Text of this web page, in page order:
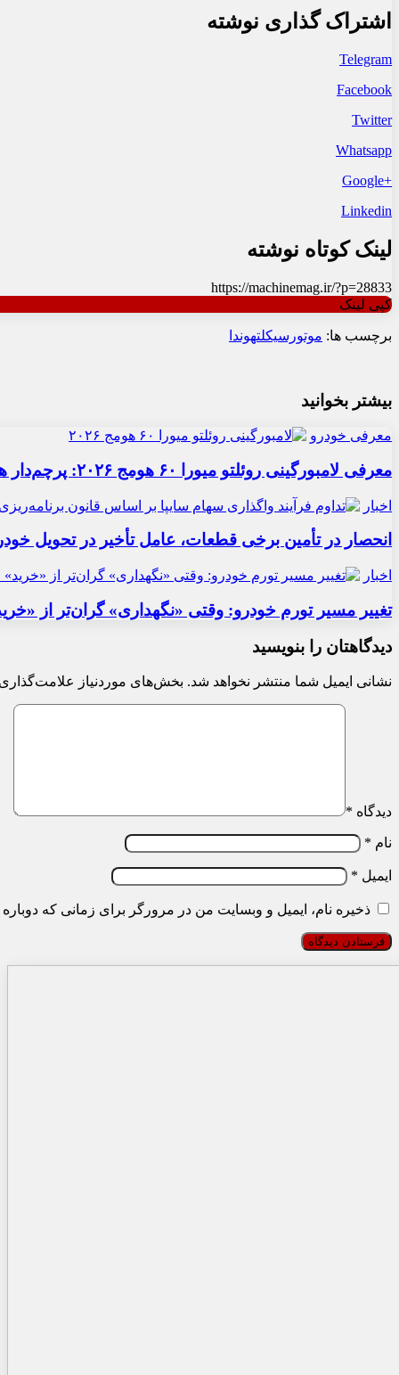
اشتراک گذاری نوشته
Telegram
Facebook
Twitter
Whatsapp
+Google
Linkedin
لینک کوتاه نوشته
https://machinemag.ir/?p=28833
کپی لینک
برچسب ها: موتورسیکلتهوندا
بیشتر بخوانید
معرفی خودرو
معرفی لامبورگینی روئلتو میورا ۶۰ هومج ۲۰۲۶: پرچم‌دار هیبریدی
اخبار
انحصار در تأمین برخی قطعات، عامل تأخیر در تحویل
اخبار
تغییر مسیر تورم خودرو: وقتی «نگهداری» گران‌تر از
دیدگاهتان را بنویسید
نشانی ایمیل شما منتشر نخواهد شد. بخش‌های موردنیاز
دیدگاه *
نام *
ایمیل *
ذخیره نام، ایمیل و وبسایت من در مرورگر برای زمانی که